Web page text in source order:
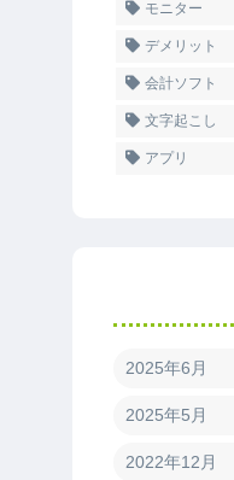
モニター
デメリット
会計ソフト
文字起こし
アプリ
2025年6月
2025年5月
2022年12月